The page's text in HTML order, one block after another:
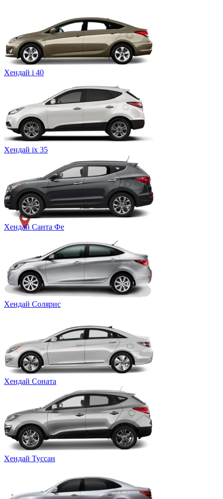
Хендай i 40
Хендай ix 35
Хендай Санта Фе
Хендай Солярис
Хендай Соната
Хендай Туссан